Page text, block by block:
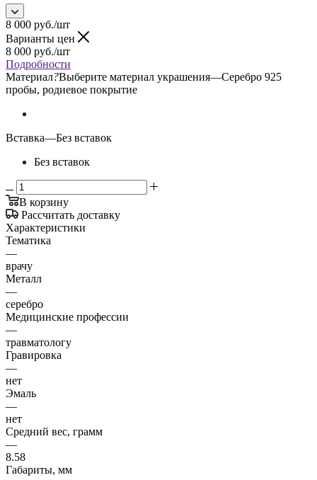
8 000 руб./шт
Варианты цен
8 000 руб./шт
Подробности
Материал?Выберите материал украшения—Серебро 925
пробы, родиевое покрытие
Вставка—Без вставок
Без вставок
В корзину
Рассчитать доставку
Характеристики
Тематика
—
врачу
Металл
—
серебро
Медицинские профессии
—
травматологу
Гравировка
—
нет
Эмаль
—
нет
Средний вес, грамм
—
8.58
Габариты, мм